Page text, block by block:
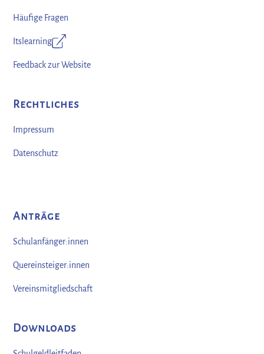
Häufige Fragen
Itslearning
Feedback zur Website
Rechtliches
Impressum
Datenschutz
Anträge
Schulanfänger:innen
Quereinsteiger:innen
Vereinsmitgliedschaft
Downloads